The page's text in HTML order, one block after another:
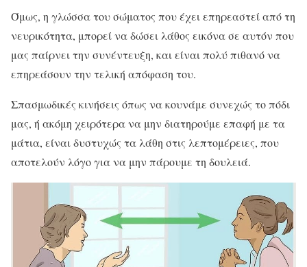
Όμως, η γλώσσα του σώματος που έχει επηρεαστεί από τη
νευρικότητα, μπορεί να δώσει λάθος εικόνα σε αυτόν που
μας παίρνει την συνέντευξη, και είναι πολύ πιθανό να
επηρεάσουν την τελική απόφαση του.
Σπασμωδικές κινήσεις όπως να κουνάμε συνεχώς το πόδι
μας, ή ακόμη χειρότερα να μην διατηρούμε επαφή με τα
μάτια, είναι δυστυχώς τα λάθη στις λεπτομέρειες, που
αποτελούν λόγο για να μην πάρουμε τη δουλειά.